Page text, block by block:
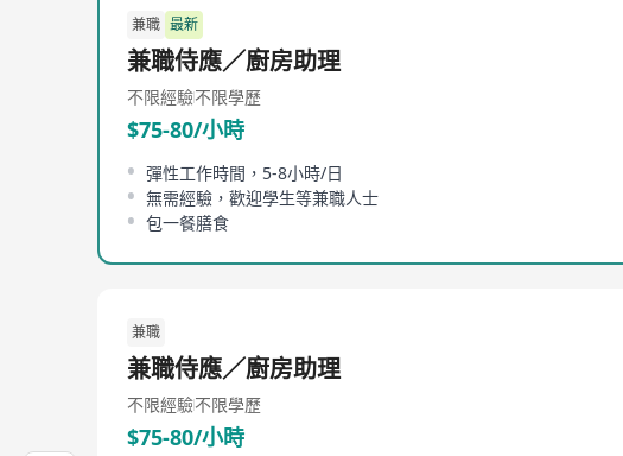
兼職 最新
兼職侍應／廚房助理
不限經驗不限學歷
$75-80/小時
彈性工作時間，5-8小時/日
無需經驗，歡迎學生等兼職人士
包一餐膳食
兼職
兼職侍應／廚房助理
不限經驗不限學歷
$75-80/小時